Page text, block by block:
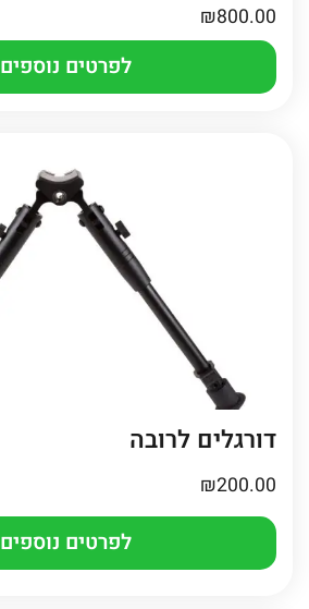
₪800.00
לפרטים נוספים
דורגלים לרובה
₪200.00
לפרטים נוספים